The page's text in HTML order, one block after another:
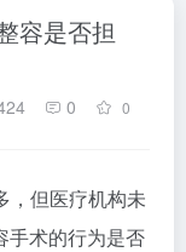
容是否担
0 0
，但医疗机构未
手术的行为是否